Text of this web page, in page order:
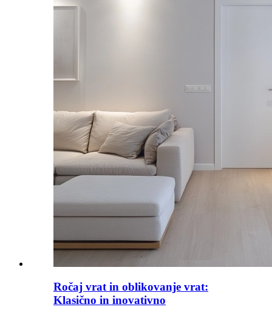
Ročaj vrat in oblikovanje vrat:
Klasično in inovativno